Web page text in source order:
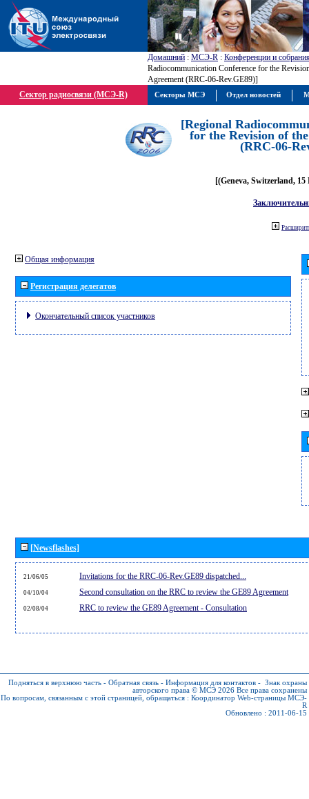
Домашний : МСЭ-R : Конференции и
Radiocommunication Conference for the
Agreement (RRC-06-Rev.GE89)]
Сектор радиосвязи (МСЭ-R)
[Regional
for the Revision of
(RRC-06-
[(Geneva, Switzerland, 15
Общая информация
Регистрация делегатов
Окончательный список участников
[Newsflashes]
21/06/05 Invitations for the RRC-06-Rev.GE89 dispatched...
04/10/04 Second consultation on the RRC to review the GE89 Agreement
02/08/04 RRC to review the GE89 Agreement - Consultation
Подняться в верхнюю часть - Обратная связь - Информация для контактов - Знак охраны
авторского права © МСЭ 2026 Все права сохранены
По вопросам, связанным с этой страницей, обращаться : Координатор Web-страницы МСЭ-
R
Обновлено : 2011-06-15
Секторы МСЭ Отдел новостей